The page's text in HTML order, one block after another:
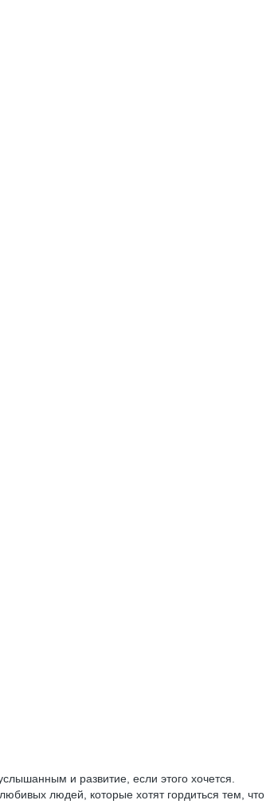
и развитие, если этого хочется.
людей, которые хотят гордиться тем, что